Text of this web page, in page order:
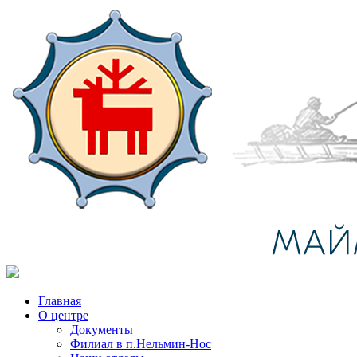
Главная
О центре
Документы
Филиал в п.Нельмин-Нос